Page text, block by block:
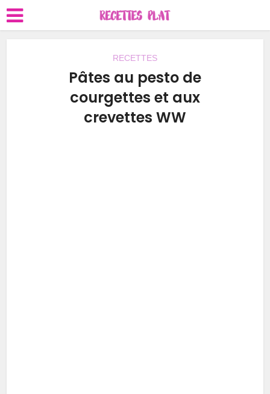
RECETTES
Pâtes au pesto de
courgettes et aux
crevettes WW